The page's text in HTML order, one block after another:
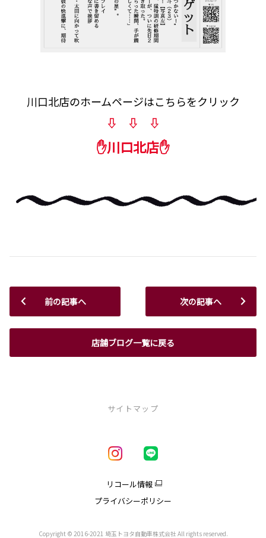
川口北店のホームページはこちらをクリック
⇩ ⇩ ⇩
✋川口北店✋
前の記事へ
店舗ブログ一覧に戻る
次の記事へ
サイトマップ
クラウンスポーツ
リコール情報
プライバシーポリシー
Copyright © 2016-2021 埼玉トヨタ自動車株式会社 All rights reserved.